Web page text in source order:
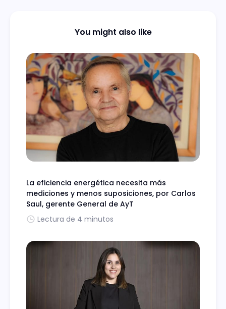
You might also like
La eficiencia energética necesita más
mediciones y menos suposiciones, por Carlos
Saul, gerente General de AyT
Lectura de 4 minutos